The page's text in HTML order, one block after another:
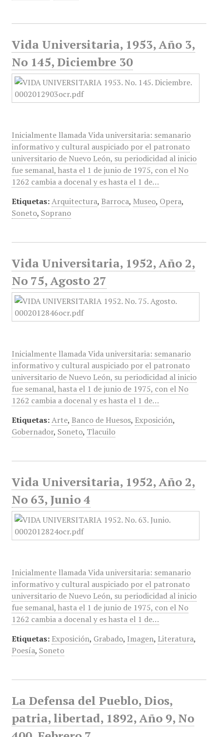
Vida Universitaria, 1953, Año 3,
No 145, Diciembre 30
Inicialmente llamada Vida universitaria: semanario
informativo y cultural auspiciado por el patronato
universitario de Nuevo León, su periodicidad al inicio
fue semanal, hasta el 1 de junio de 1975, con el No
1262 cambia a docenal y es hasta el 1 de…
Etiquetas: Arquitectura, Barroca, Museo, Opera,
Soneto, Soprano
Vida Universitaria, 1952, Año 2,
No 75, Agosto 27
Inicialmente llamada Vida universitaria: semanario
informativo y cultural auspiciado por el patronato
universitario de Nuevo León, su periodicidad al inicio
fue semanal, hasta el 1 de junio de 1975, con el No
1262 cambia a docenal y es hasta el 1 de…
Etiquetas: Arte, Banco de Huesos, Exposición,
Gobernador, Soneto, Tlacuilo
Vida Universitaria, 1952, Año 2,
No 63, Junio 4
Inicialmente llamada Vida universitaria: semanario
informativo y cultural auspiciado por el patronato
universitario de Nuevo León, su periodicidad al inicio
fue semanal, hasta el 1 de junio de 1975, con el No
1262 cambia a docenal y es hasta el 1 de…
Etiquetas: Exposición, Grabado, Imagen, Literatura,
Poesía, Soneto
La Defensa del Pueblo, Dios,
patria, libertad, 1892, Año 9, No